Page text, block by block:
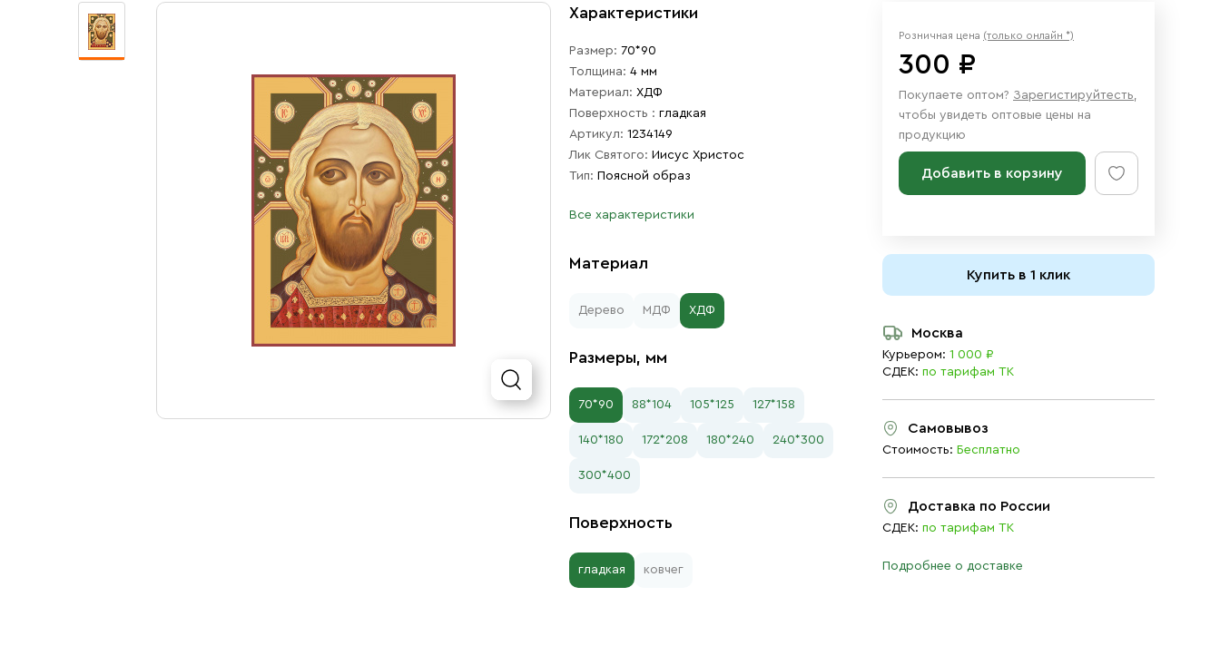
Ювелирные изделия
Характеристики
Размер: 70*90
Толщина: 4 мм
Материал: ХДФ
Поверхность : гладкая
Артикул: 1234149
Лик Святого: Иисус Христос
Тип: Поясной образ
Все характеристики
Материал
Дерево МДФ ХДФ
Размеры, мм
70*90 88*104 105*125 127*158
140*180 172*208 180*240 240*300
300*400
Поверхность
гладкая ковчег
Розничная цена (только онлайн *)
300 ₽
Покупаете оптом? Зарегистируйтесть,
чтобы увидеть оптовые цены на
продукцию
Добавить в корзину
Купить в 1 клик
Москва
Курьером: 1 000 ₽
СДЕК: по тарифам ТК
Самовывоз
Стоимость: Бесплатно
Доставка по России
СДЕК: по тарифам ТК
Подробнее о доставке